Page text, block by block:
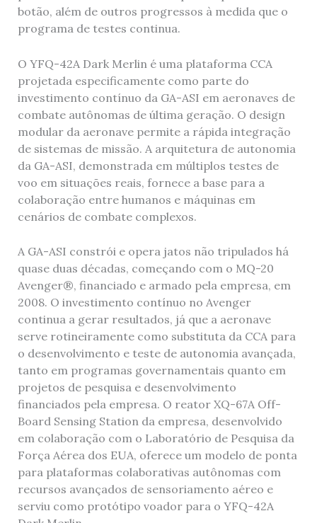
botão, além de outros progressos à medida que o
programa de testes continua.
O YFQ-42A Dark Merlin é uma plataforma CCA
projetada especificamente como parte do
investimento contínuo da GA-ASI em aeronaves de
combate autônomas de última geração. O design
modular da aeronave permite a rápida integração
de sistemas de missão. A arquitetura de autonomia
da GA-ASI, demonstrada em múltiplos testes de
voo em situações reais, fornece a base para a
colaboração entre humanos e máquinas em
cenários de combate complexos.
A GA-ASI constrói e opera jatos não tripulados há
quase duas décadas, começando com o MQ-20
Avenger®, financiado e armado pela empresa, em
2008. O investimento contínuo no Avenger
continua a gerar resultados, já que a aeronave
serve rotineiramente como substituta da CCA para
o desenvolvimento e teste de autonomia avançada,
tanto em programas governamentais quanto em
projetos de pesquisa e desenvolvimento
financiados pela empresa. O reator XQ-67A Off-
Board Sensing Station da empresa, desenvolvido
em colaboração com o Laboratório de Pesquisa da
Força Aérea dos EUA, oferece um modelo de ponta
para plataformas colaborativas autônomas com
recursos avançados de sensoriamento aéreo e
serviu como protótipo voador para o YFQ-42A